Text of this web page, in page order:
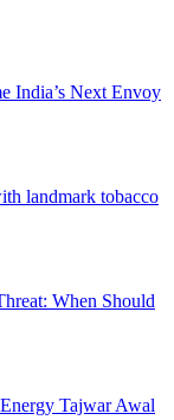
India’s Next Envoy
landmark tobacco
When Should
Tajwar Awal